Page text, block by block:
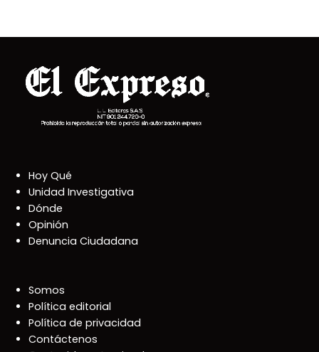
Hoy Qué
Unidad Investigativa
Dónde
Opinión
Denuncia Ciudadana
Somos
Política editorial
Política de privacidad
Contáctenos